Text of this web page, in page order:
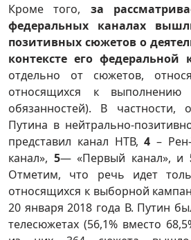
Кроме того, за
федеральных каналах
позитивных сюжетов о
контексте его федеральной
отдельно от сюжетов,
относящихся к выполнению
обязанностей). В
Путина в нейтрально-
представил канал НТВ,4 –
канал», 5— «Первый канал», и
Отметим, что речь идет
относящихся к выборной
20 января 2018 года В. Путин
телесюжетах (56,1% вместо